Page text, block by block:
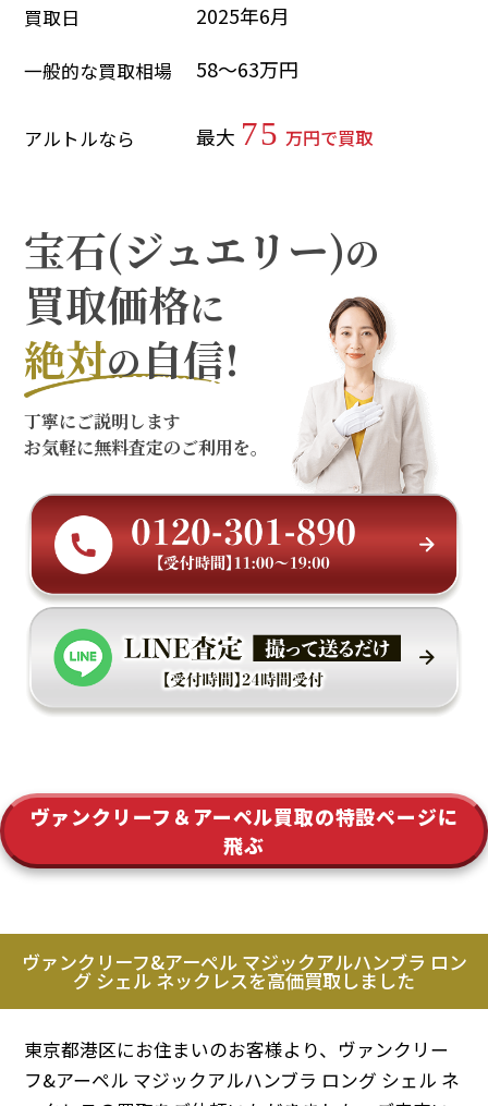
買取日 2025年6月
一般的な買取相場 58～63万円
アルトルなら 最大 75 万円で買取
宝石(ジュエリー)の
買取価格に
絶対の自信!
丁寧にご説明します
お気軽に無料査定のご利用を。
ヴァンクリーフ＆アーペル買取の特設ページに
飛ぶ
ヴァンクリーフ&アーペル マジックアルハンブラ ロン
グ シェル ネックレスを高価買取しました
東京都港区にお住まいのお客様より、ヴァンクリー
フ&アーペル マジックアルハンブラ ロング シェル ネ